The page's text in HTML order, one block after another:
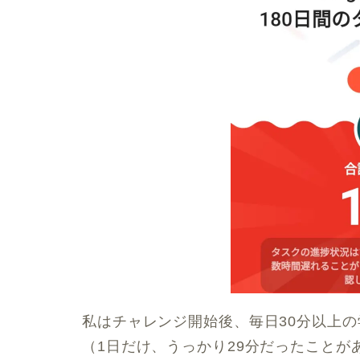
私はチャレンジ開始後、毎日30分以上
（1日だけ、うっかり29分だったことが